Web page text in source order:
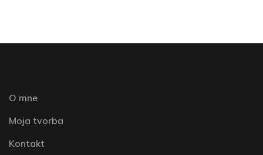
O mne
Moja tvorba
Kontakt